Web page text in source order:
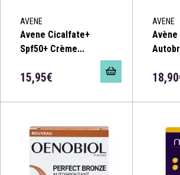
AVENE
Avene Cicalfate+
Spf50+ Crème...
15,95€
AVENE
Avène